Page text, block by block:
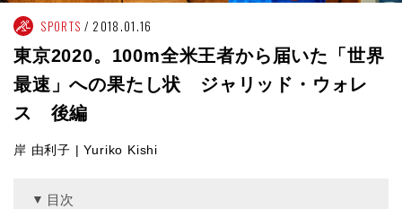
SPORTS 2018.01.16
東京2020。100m全米王者から届いた「世界
最速」への果たし状 ジャリッド・ウォレ
ス 後編
岸 由利子 | Yuriko Kishi
目次